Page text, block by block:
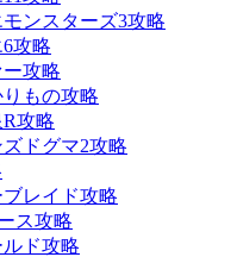
モンスターズ3攻略
6攻略
ー攻略
もの攻略
攻略
ズドグマ2攻略
レイド攻略
ス攻略
ド攻略